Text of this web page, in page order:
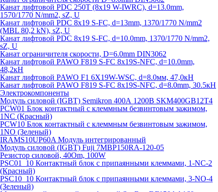
Канат лифтовой PDC 250T (8x19 W-IWRC), d=13.0mm,
1570/1770 N/mm2, sZ, U
Канат лифтовой PDC 8х19 S-FC, d=13mm, 1370/1770 N/mm2
(MBL 80,2 kN), sZ, U
Канат лифтовой PDC 8x19 S-FC, d=10.0mm, 1370/1770 N/mm2,
sZ, U
Канат ограничителя скорости, D=6.0mm DIN3062
Канат лифтовой PAWO F819 S-FC 8х19S-NFC, d=10.0mm,
48,2кН
Канат лифтовой PAWO F1 6X19W-WSC, d=8.0мм, 47,0кН
Канат лифтовой PAWO F819 S-FC 8х19S-NFC, d=8.0mm, 30.5кН
Электрокомпоненты
Модуль силовой (IGBT) Semikron 400А 1200В SKM400GB12T4
PCW01 Блок контактный с клеммным безвинтовым зажимом,
1NC (Красный)
PCW10 Блок контактный с клеммным безвинтовым зажимом,
1NO (Зеленый)
IRAMS10UP60A Модуль интегрированный
Модуль силовой (IGBT) Fuji 7MBP150RA-120-05
Резистор силовой, 40Om, 100W
PSC01_10 Контактный блок с припаянными клеммами, 1-NC-2
(Красный)
PSC10_10 Контактный блок с припаянными клеммами, 3-NO-4
(Зеленый)